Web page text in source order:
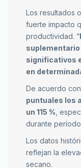
Los resultados
fuerte impacto
productividad. “
significativos
en
De acuerdo
puntuales los
un 115 % ,
durante
Los datos
reflejan la
secano.